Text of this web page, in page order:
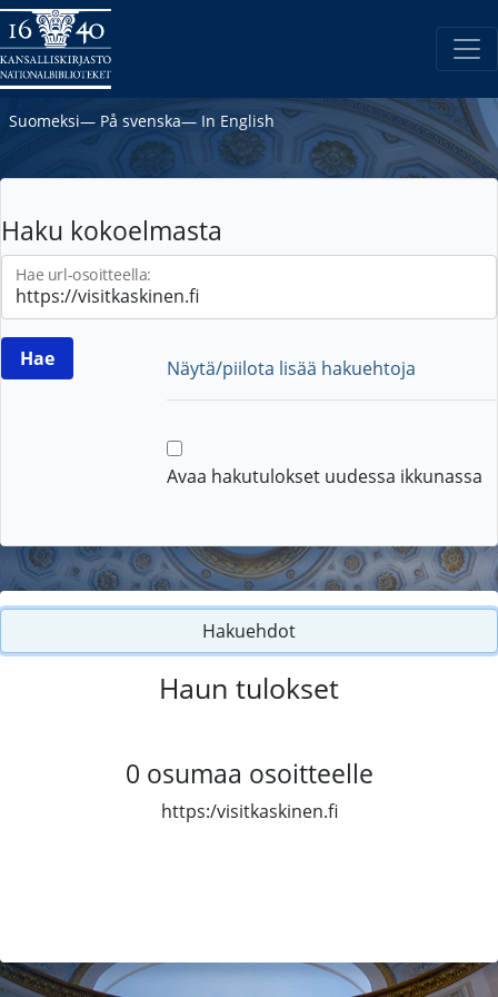
Suomeksi― På svenska― In English
Haku kokoelmasta
Hae url-osoitteella:
Näytä/piilota lisää hakuehtoja
Avaa hakutulokset uudessa ikkunassa
Hakuehdot
Haun tulokset
0 osumaa osoitteelle
https:/visitkaskinen.fi